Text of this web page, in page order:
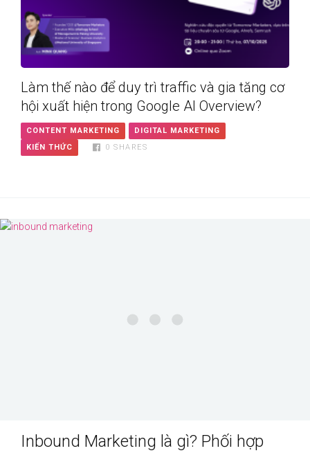
Làm thế nào để duy trì traffic và gia tăng cơ
hội xuất hiện trong Google AI Overview?
CONTENT MARKETING
DIGITAL MARKETING
KIẾN THỨC
0 SHARES
Inbound Marketing là gì? Phối hợp